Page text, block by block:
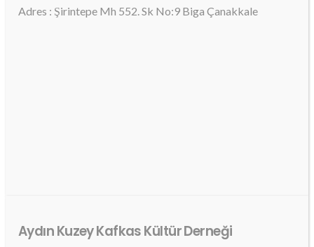
Adres : Şirintepe Mh 552. Sk No:9 Biga Çanakkale
Aydın Kuzey Kafkas Kültür Derneği